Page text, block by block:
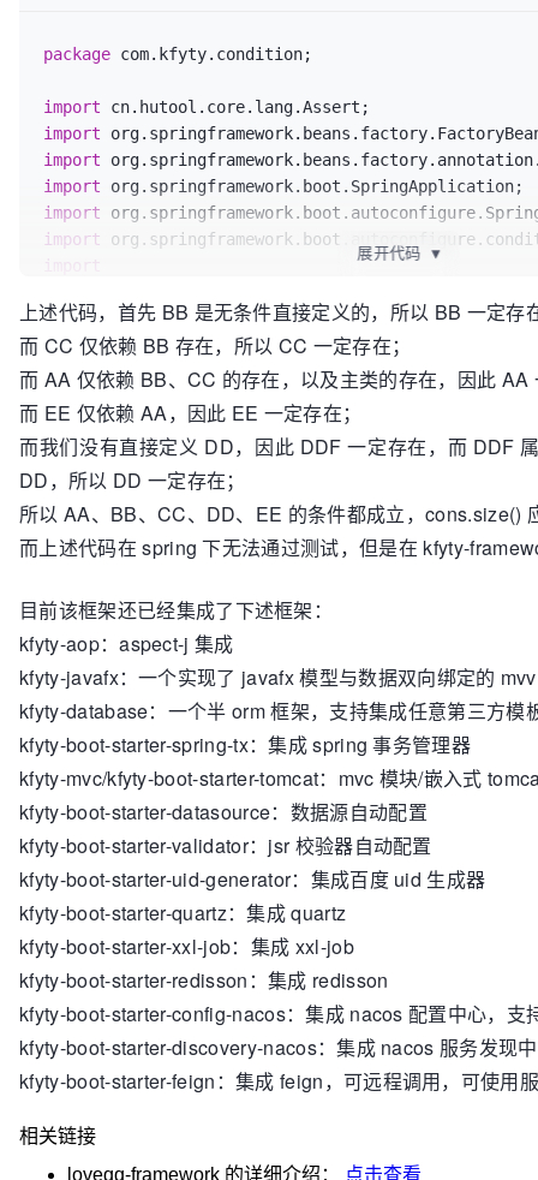
package com.kfyty.condition;
import
import
import
import
import
import
import
import
import
import org.springframework.stereotype.Component;
import java.util.List;
/**
*
@author
kfyty725
2022/4/23 11:06
* @email
kfyty725@hotmail.com
*/
@SpringBootApplication
class
private
@Autowired(required = false)
private List<Inter> cons;
@Bean
public BB bbOverride() {
this.isOverride = true;
return
new
    }
@EventListener
        Assert.isTrue(
this.cons.size() ==
展开代码 ▼
上述代码，首先 BB 是无条件直接定义的，所以 BB 一定存
而 CC 仅依赖 BB 存在，所以 CC 一定存在；
而 AA 仅依赖 BB、CC 的存在，以及主类的存在，因此 AA
而 EE 仅依赖 AA，因此 EE 一定存在；
而我们没有直接定义 DD，因此 DDF 一定存在，而 DDF
DD，所以 DD 一定存在；
所以 AA、BB、CC、DD、EE 的条件都成立，cons.size()
而上述代码在 spring 下无法通过测试，但是在 kfyty-
目前该框架还已经集成了下述框架：
kfyty-aop：aspect-j 集成
kfyty-javafx：一个实现了 javafx 模型与数据双向绑定的
kfyty-database：一个半 orm 框架，支持集成任意第三方模
kfyty-boot-starter-spring-tx：集成 spring 事务管理器
kfyty-mvc/kfyty-boot-starter-tomcat：mvc 模块/嵌入式
kfyty-boot-starter-datasource：数据源自动配置
kfyty-boot-starter-validator：jsr 校验器自动配置
kfyty-boot-starter-uid-generator：集成百度 uid 生成器
kfyty-boot-starter-quartz：集成 quartz
kfyty-boot-starter-xxl-job：集成 xxl-job
kfyty-boot-starter-redisson：集成 redisson
kfyty-boot-starter-config-nacos：集成 nacos 配置中心，支
kfyty-boot-starter-discovery-nacos：集成 nacos 服务发现
kfyty-boot-starter-feign：集成 feign，可远程调用，可使用
相关链接
loveqq-framework 的详细介绍： 点击查看